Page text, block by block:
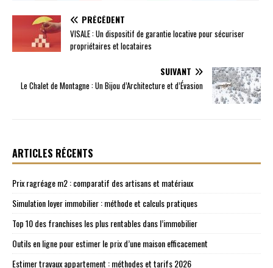
PRÉCÉDENT
VISALE : Un dispositif de garantie locative pour sécuriser
propriétaires et locataires
SUIVANT
Le Chalet de Montagne : Un Bijou d’Architecture et d’Évasion
ARTICLES RÉCENTS
Prix ragréage m2 : comparatif des artisans et matériaux
Simulation loyer immobilier : méthode et calculs pratiques
Top 10 des franchises les plus rentables dans l’immobilier
Outils en ligne pour estimer le prix d’une maison efficacement
Estimer travaux appartement : méthodes et tarifs 2026